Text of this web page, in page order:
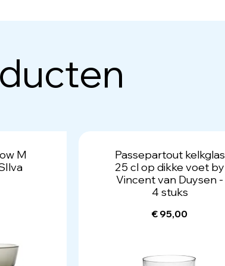
M
Passepartout kelkglas
25 cl op dikke voet by
Vincent van Duysen -
4 stuks
€ 95,00